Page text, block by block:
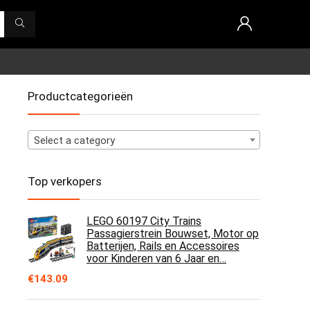
Productcategorieën
Select a category
Top verkopers
LEGO 60197 City Trains
Passagierstrein Bouwset, Motor op
Batterijen, Rails en Accessoires
voor Kinderen van 6 Jaar en…
€143.09